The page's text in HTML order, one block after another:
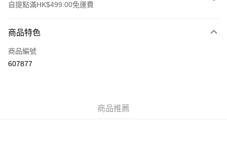
自提點滿HK$499.00免運費
信用卡
Apple Pay
商品特色
商品編號
607877
商品推薦